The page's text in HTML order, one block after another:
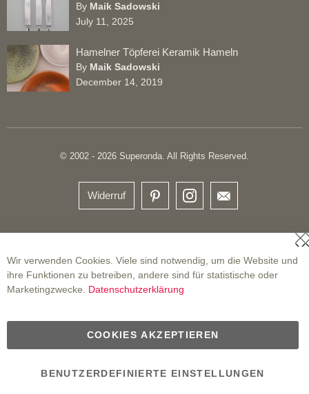
By Maik Sadowski
July 11, 2025
Hamelner Töpferei Keramik Hameln
By Maik Sadowski
December 14, 2019
© 2002 - 2026 Superonda. All Rights Reserved.
Widerruf
Wir verwenden Cookies. Viele sind notwendig, um die Website und
ihre Funktionen zu betreiben, andere sind für statistische oder
Marketingzwecke. Datenschutzerklärung
COOKIES AKZEPTIEREN
BENUTZERDEFINIERTE EINSTELLUNGEN